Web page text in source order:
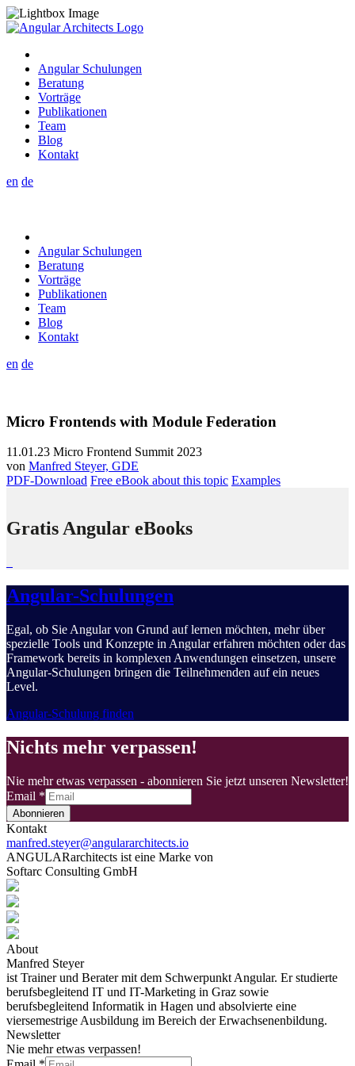
Angular Schulungen
Beratung
Vorträge
Publikationen
Team
Blog
Kontakt
en de
Angular Schulungen
Beratung
Vorträge
Publikationen
Team
Blog
Kontakt
en de
Micro Frontends with Module Federation
11.01.23 Micro Frontend Summit 2023
von Manfred Steyer, GDE
PDF-Download Free eBook about this topic Examples
Gratis Angular eBooks
Angular-Schulungen
Egal, ob Sie Angular von Grund auf lernen möchten, mehr über
spezielle Tools und Konzepte in Angular erfahren möchten oder das
Framework bereits in komplexen Anwendungen einsetzen, unsere
Angular-Schulungen bringen die Teilnehmenden auf ein neues
Level.
Angular-Schulung finden
Nichts mehr verpassen!
Nie mehr etwas verpassen - abonnieren Sie jetzt unseren Newsletter!
Email *
Abonnieren
Kontakt
manfred.steyer@angulararchitects.io
ANGULARarchitects ist eine Marke von
Softarc Consulting GmbH
About
Manfred Steyer
ist Trainer und Berater mit dem Schwerpunkt Angular. Er studierte
berufsbegleitend IT und IT-Marketing in Graz sowie
berufsbegleitend Informatik in Hagen und absolvierte eine
viersemestrige Ausbildung im Bereich der Erwachsenenbildung.
Newsletter
Nie mehr etwas verpassen!